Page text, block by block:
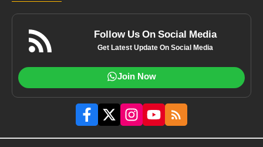
Follow Us On Social Media
Get Latest Update On Social Media
Join Now